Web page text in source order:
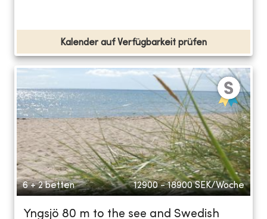
Kalender auf Verfügbarkeit prüfen
6 + 2 betten 12900 - 18900 SEK/Woche
Yngsjö 80 m to the see and Swedish